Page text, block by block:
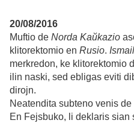
20/08/2016
Muftio de Norda Kaŭkazio
klitorektomio en Rusio.
merkredon, ke klitorektomio
ilin naski, sed ebligas eviti
dirojn.
Neatendita subteno venis
En Fejsbuko, li deklaris sian